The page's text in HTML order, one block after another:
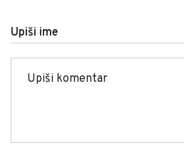
Upiši ime